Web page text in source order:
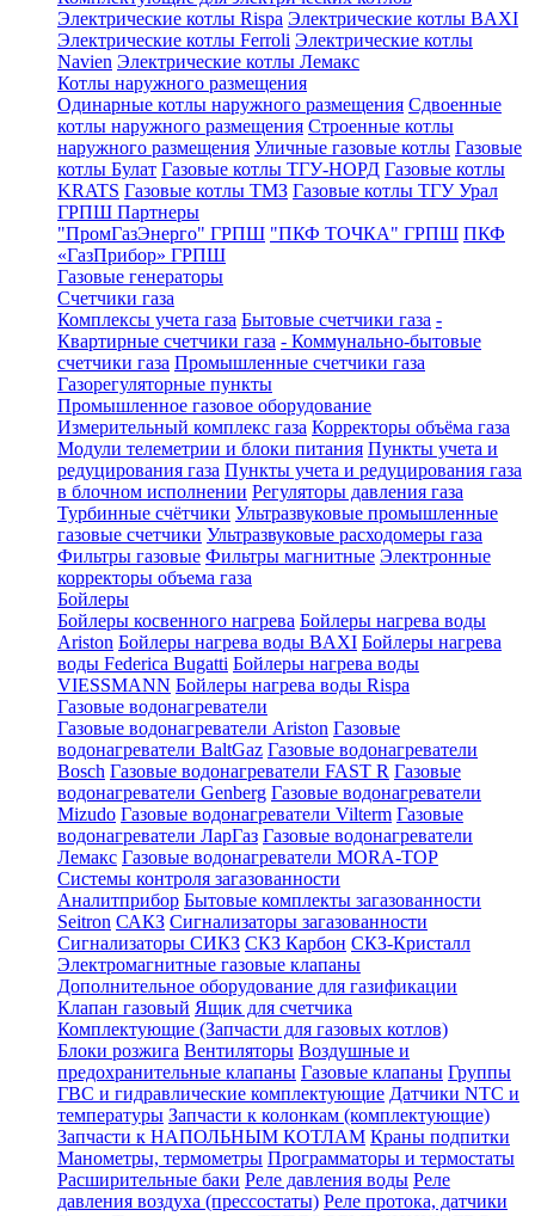
Электрические котлы Rispa Электрические котлы BAXI
Электрические котлы Ferroli Электрические котлы
Navien Электрические котлы Лемакс
Котлы наружного размещения
Одинарные котлы наружного размещения Сдвоенные
котлы наружного размещения Строенные котлы
наружного размещения Уличные газовые котлы Газовые
котлы Булат Газовые котлы ТГУ-НОРД Газовые котлы
KRATS Газовые котлы ТМЗ Газовые котлы ТГУ Урал
ГРПШ Партнеры
"ПромГазЭнерго" ГРПШ "ПКФ ТОЧКА" ГРПШ ПКФ
«ГазПрибор» ГРПШ
Газовые генераторы
Счетчики газа
Комплексы учета газа Бытовые счетчики газа -
Квартирные счетчики газа - Коммунально-бытовые
счетчики газа Промышленные счетчики газа
Газорегуляторные пункты
Промышленное газовое оборудование
Измерительный комплекс газа Корректоры объёма газа
Модули телеметрии и блоки питания Пункты учета и
редуцирования газа Пункты учета и редуцирования газа
в блочном исполнении Регуляторы давления газа
Турбинные счётчики Ультразвуковые промышленные
газовые счетчики Ультразвуковые расходомеры газа
Фильтры газовые Фильтры магнитные Электронные
корректоры объема газа
Бойлеры
Бойлеры косвенного нагрева Бойлеры нагрева воды
Ariston Бойлеры нагрева воды BAXI Бойлеры нагрева
воды Federica Bugatti Бойлеры нагрева воды
VIESSMANN Бойлеры нагрева воды Rispa
Газовые водонагреватели
Газовые водонагреватели Ariston Газовые
водонагреватели BaltGaz Газовые водонагреватели
Bosch Газовые водонагреватели FAST R Газовые
водонагреватели Genberg Газовые водонагреватели
Mizudo Газовые водонагреватели Vilterm Газовые
водонагреватели ЛарГаз Газовые водонагреватели
Лемакс Газовые водонагреватели MORA-TOP
Системы контроля загазованности
Аналитприбор Бытовые комплекты загазованности
Seitron САКЗ Сигнализаторы загазованности
Сигнализаторы СИКЗ СКЗ Карбон СКЗ-Кристалл
Электромагнитные газовые клапаны
Дополнительное оборудование для газификации
Клапан газовый Ящик для счетчика
Комплектующие (Запчасти для газовых котлов)
Блоки розжига Вентиляторы Воздушные и
предохранительные клапаны Газовые клапаны Группы
ГВС и гидравлические комплектующие Датчики NTC и
температуры Запчасти к колонкам (комплектующие)
Запчасти к НАПОЛЬНЫМ КОТЛАМ Краны подпитки
Манометры, термометры Программаторы и термостаты
Расширительные баки Реле давления воды Реле
давления воздуха (прессостаты) Реле протока, датчики